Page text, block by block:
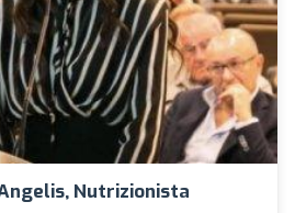
Nutrizionista